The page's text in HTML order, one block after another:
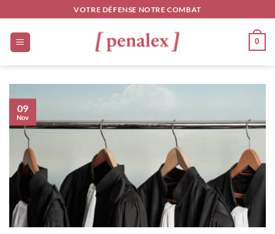
au
contenu
VOTRE DÉFENSE NOTRE COMBAT
0
09
Nov